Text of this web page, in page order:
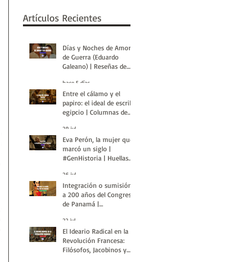
Artículos Recientes
Días y Noches de Amor y
de Guerra (Eduardo
Galeano) | Reseñas de
Historia
hace 5 días
Entre el cálamo y el
papiro: el ideal de escriba
egipcio | Columnas de
Historia
29 jul
Eva Perón, la mujer que
marcó un siglo |
#GenHistoria | Huellas
26 jul
Integración o sumisión:
a 200 años del Congreso
de Panamá |
as | Huellas de la
Historia
22 jul
El Ideario Radical en la
Revolución Francesa:
Filósofos, Jacobinos y